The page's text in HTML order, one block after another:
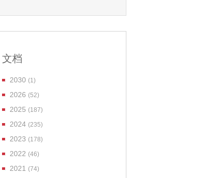
文档
2030 (1)
2026 (52)
2025 (187)
2024 (235)
2023 (178)
2022 (46)
2021 (74)